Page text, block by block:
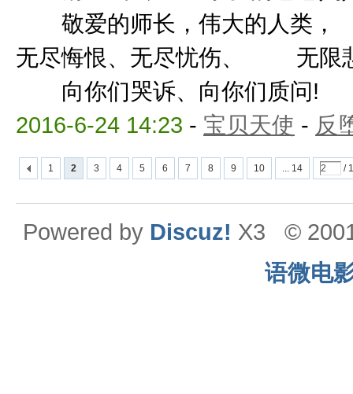
敬爱的师长，伟大的人
无尽悔恨、无尽忧伤、 无限
向你们哭诉、向你们质问
2016-6-24 14:23 - 宝贝天使 - 反
1 2 3 4 5 6 7 8 9 10 ... 14 /
Powered by Discuz! X3
©
语微电